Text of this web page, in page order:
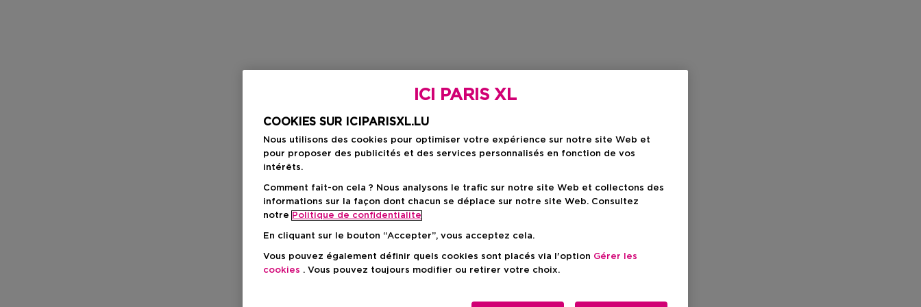
ICI PARIS XL
COOKIES SUR ICIPARISXL.LU
Nous utilisons des cookies pour optimiser votre expérience sur notre site Web et
pour proposer des publicités et des services personnalisés en fonction de vos
intérêts.
Comment fait-on cela ? Nous analysons le trafic sur notre site Web et collectons des
informations sur la façon dont chacun se déplace sur notre site Web. Consultez
notre Politique de confidentialite
En cliquant sur le bouton “Accepter”, vous acceptez cela.
Vous pouvez également définir quels cookies sont placés via l'option Gérer les
cookies . Vous pouvez toujours modifier ou retirer votre choix.